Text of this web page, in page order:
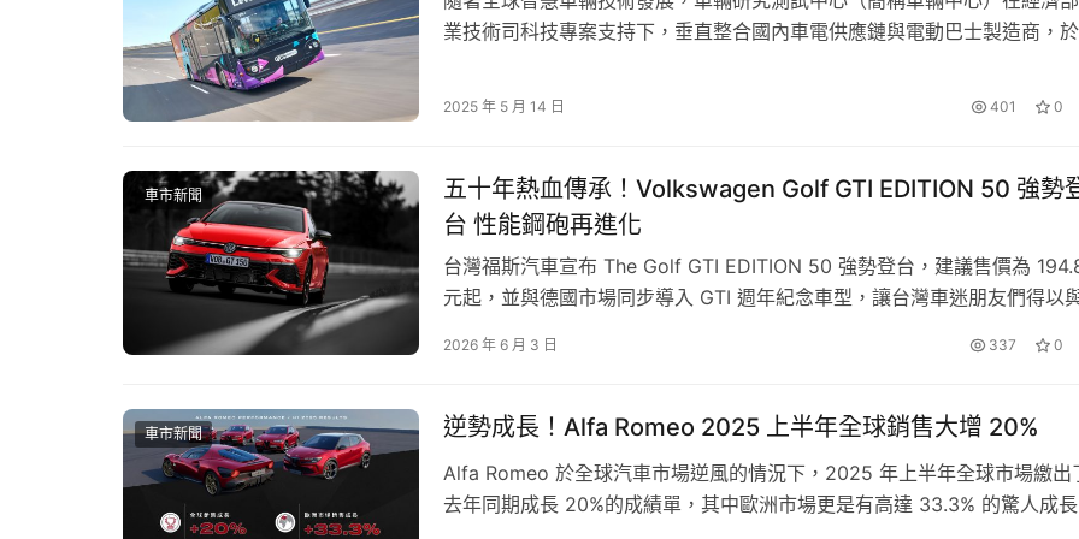
Sportswagon歐洲進口油電跑旅，以迷人的獨特設計品味與實用空間機能性，完美演繹其專屬的歐洲旅行車風貌
業技術司科技專案支持下，垂直整合國內車電供應鏈與電動巴士製造商，於
2025年愛迪生發明獎殊榮，不僅展現台灣在智慧車輛領域的技術實力，更
2025 年 5 月 14 日 401 0
車市新聞
五十年熱血傳承！Volkswagen Golf GTI EDITION 50 強勢
台 性能鋼砲再進化
台灣福斯汽車宣布 The Golf GTI EDITION 50 強勢登台，建議售價為
元起，並與德國市場同步導入 GTI 週年紀念車型，讓台灣車迷朋友們得以
念車型傳統，The Golf GTI EDITION 50 透過專屬外觀、性能底盤與 GTI
2026 年 6 月 3 日 337 0
車市新聞 逆勢成長！Alfa Romeo 2025 上半年全球銷售大增 20%
Alfa Romeo 於全球汽車市場逆風的情況下，2025 年上半年全球市場繳出
去年同期成長 20%的成績單，其中歐洲市場更是有高達 33.3% 的驚人成長